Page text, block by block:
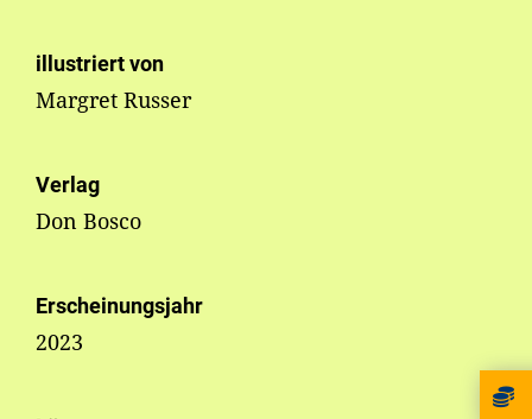
illustriert von
Margret Russer
Verlag
Don Bosco
Erscheinungsjahr
2023